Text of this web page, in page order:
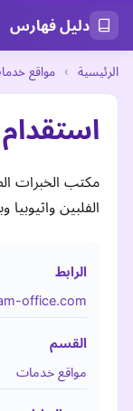
دليل فهارس
الرئيسية › مواقع
استقدام
مكتب الخبرات
الفلبين
الرابط
office.com
القسم
مواقع خدمات